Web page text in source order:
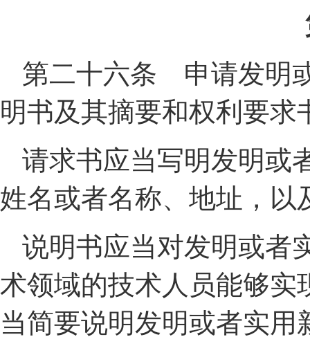
第二十六条 申请发明
明书及其摘要和权利要求
请求书应当写明发明或
姓名或者名称、地址，以
说明书应当对发明或者
术领域的技术人员能够实
当简要说明发明或者实用